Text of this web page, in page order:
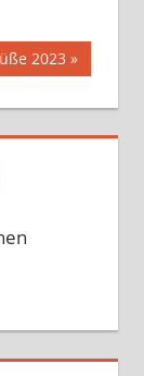
2023